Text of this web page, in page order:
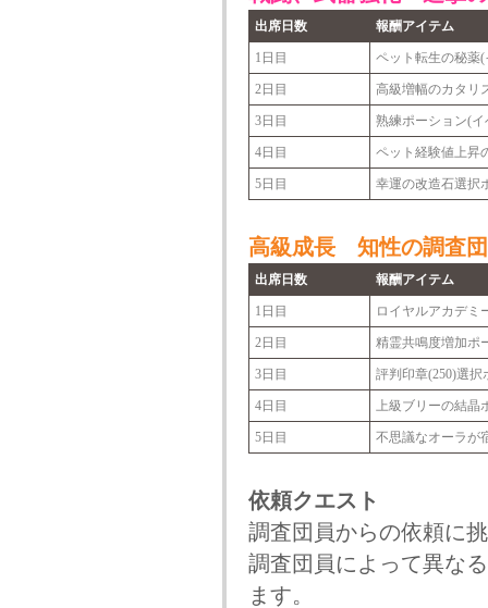
出席日数 報酬アイテム
1日目 ペット転生の秘薬(
2日目 高級増幅のカタ
3日目 熟練ポーション(イ
4日目 ペット経験値上昇
5日目 幸運の改造石選択
高級成長 知性の調査
出席日数 報酬アイテム
1日目 ロイヤルアカデミ
2日目 精霊共鳴度増加ポ
3日目 評判印章(250)選
4日目 上級ブリーの結晶
5日目 不思議なオーラが
依頼クエスト
調査団員からの依頼に
調査団員によって異な
ます。